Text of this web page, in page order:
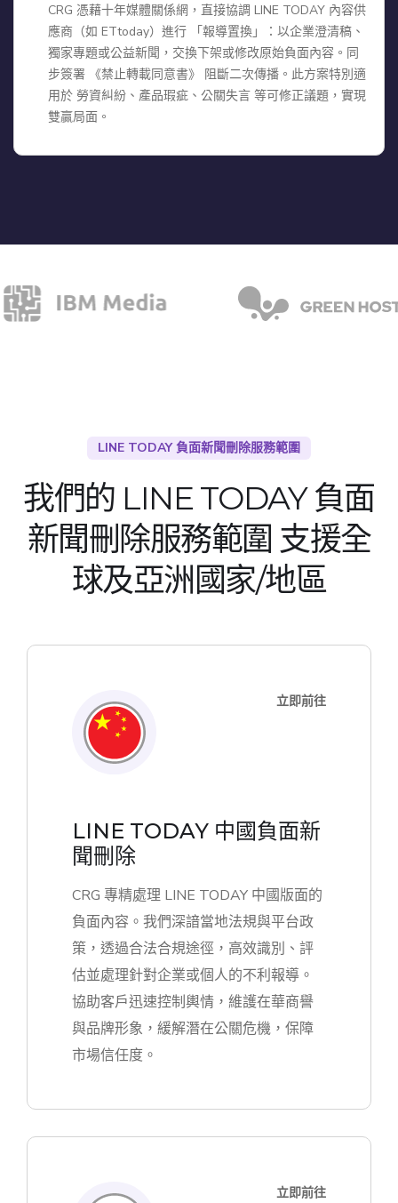
CRG 憑藉十年媒體關係網，直接協調 LINE TODAY 內容供
應商（如 ETtoday）進行 「報導置換」：以企業澄清稿、
獨家專題或公益新聞，交換下架或修改原始負面內容。同
步簽署 《禁止轉載同意書》 阻斷二次傳播。此方案特別適
用於 勞資糾紛、產品瑕疵、公關失言 等可修正議題，實現
雙贏局面。
LINE TODAY 負面新聞刪除服務範圍
我們的 LINE TODAY 負面
新聞刪除服務範圍 支援全
球及亞洲國家/地區
立即前往
LINE TODAY 中國負面新
聞刪除
CRG 專精處理 LINE TODAY 中國版面的
負面內容。我們深諳當地法規與平台政
策，透過合法合規途徑，高效識別、評
估並處理針對企業或個人的不利報導。
協助客戶迅速控制輿情，維護在華商譽
與品牌形象，緩解潛在公關危機，保障
市場信任度。
立即前往